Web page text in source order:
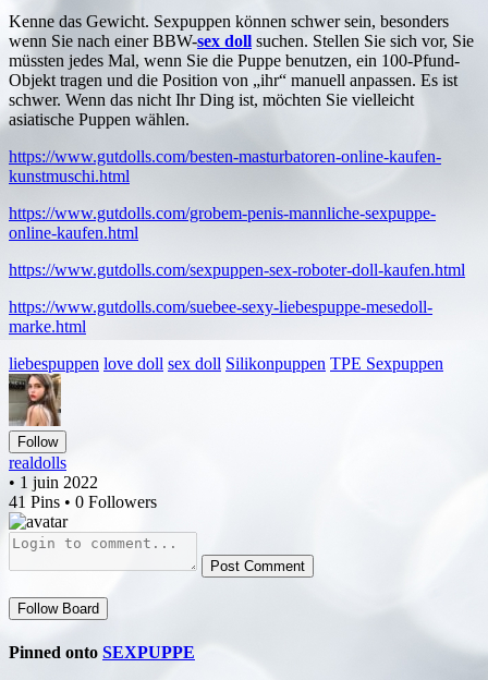
Kenne das Gewicht. Sexpuppen können schwer sein, besonders
wenn Sie nach einer BBW-sex doll suchen. Stellen Sie sich vor, Sie
müssten jedes Mal, wenn Sie die Puppe benutzen, ein 100-Pfund-
Objekt tragen und die Position von „ihr“ manuell anpassen. Es ist
schwer. Wenn das nicht Ihr Ding ist, möchten Sie vielleicht
asiatische Puppen wählen.
https://www.gutdolls.com/besten-masturbatoren-online-kaufen-
kunstmuschi.html
https://www.gutdolls.com/grobem-penis-mannliche-sexpuppe-
online-kaufen.html
https://www.gutdolls.com/sexpuppen-sex-roboter-doll-kaufen.html
https://www.gutdolls.com/suebee-sexy-liebespuppe-mesedoll-
marke.html
liebespuppen love doll sex doll Silikonpuppen TPE Sexpuppen
Follow
realdolls
• 1 juin 2022
41 Pins • 0 Followers
Post Comment
Follow Board
Pinned onto SEXPUPPE